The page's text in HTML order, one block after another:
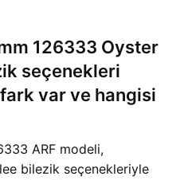
126333 Oyster
seçenekleri
fark var ve hangisi
ARF modeli,
bilezik seçenekleriyle